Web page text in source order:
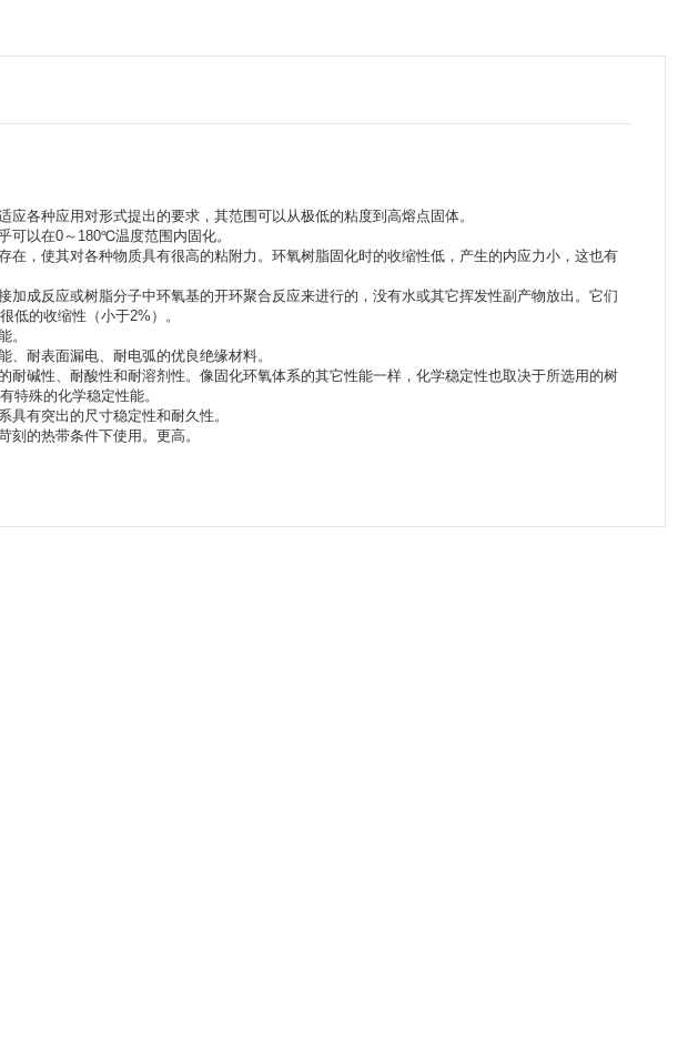
各种应用对形式提出的要求，其范围可以从极低的粘度到高熔点固体。
可以在0～180℃温度范围内固化。
在，使其对各种物质具有很高的粘附力。环氧树脂固化时的收缩性低，产生的内应力小，这也有
加成反应或树脂分子中环氧基的开环聚合反应来进行的，没有水或其它挥发性副产物放出。它们
低的收缩性（小于2%）。
。
耐表面漏电、耐电弧的优良绝缘材料。
耐碱性、耐酸性和耐溶剂性。像固化环氧体系的其它性能一样，化学稳定性也取决于所选用的树
特殊的化学稳定性能。
有突出的尺寸稳定性和耐久性。
的热带条件下使用。更高。